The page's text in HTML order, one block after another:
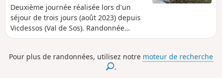
Deuxième journée réalisée lors d'un
séjour de trois jours (août 2023) depuis
Vicdessos (Val de Sos). Randonnée
sportive en son début. Du (2) au (8),
positif 1000 m. Après le (6) les très
beaux paysages récompensent de
Pour plus de randonnées, utilisez notre moteur de recherche
.